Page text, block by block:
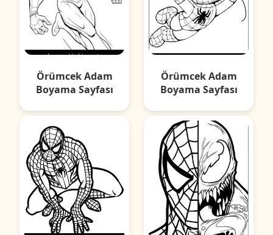
Örümcek Adam
Boyama Sayfası
Örümcek Adam
Boyama Sayfası